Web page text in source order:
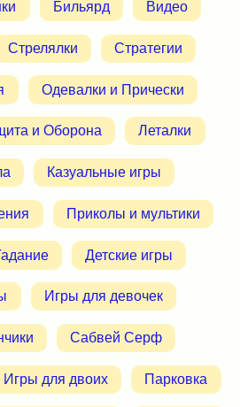
Бильярд Видео
Стрелялки Стратегии
Одевалки и Прически
и Оборона Леталки
Казуальные игры
Приколы и мультики
Детские игры
Игры для девочек
Сабвей Серф
Игры для двоих Парковка